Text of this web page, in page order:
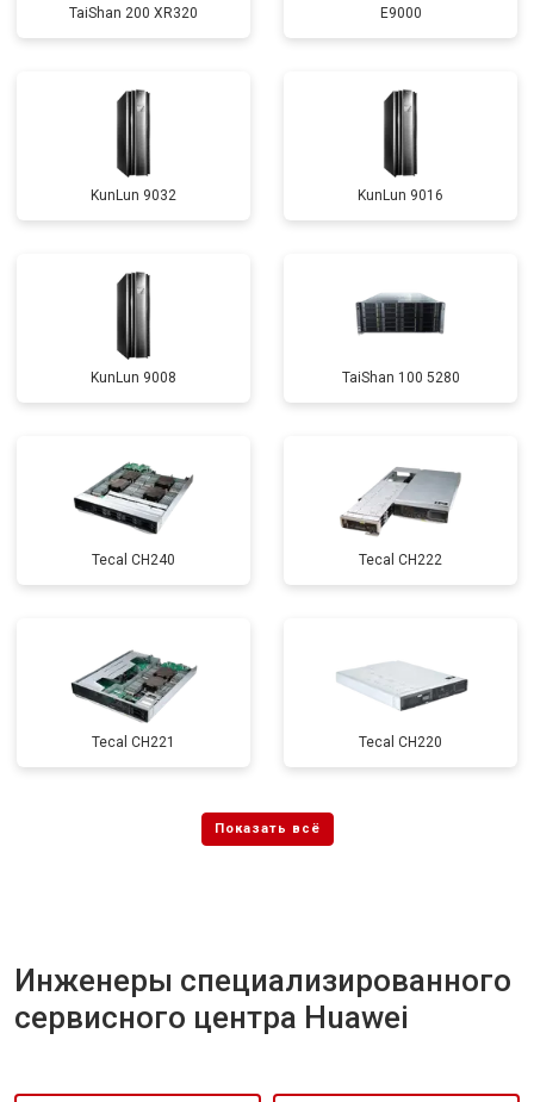
TaiShan 200 XR320 E9000
KunLun 9032 KunLun 9016
KunLun 9008 TaiShan 100 5280
Tecal CH240 Tecal CH222
Tecal CH221 Tecal CH220
Инженеры специализированного
сервисного центра Huawei